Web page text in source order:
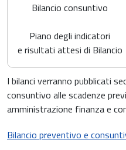
Bilancio consuntivo
Piano degli indicatori
e risultati attesi di Bilancio
I bilanci verranno pubblicati
consuntivo alle scadenze
amministrazione finanza e
Bilancio preventivo e